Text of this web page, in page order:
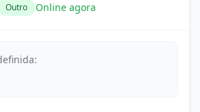
Outro Online agora